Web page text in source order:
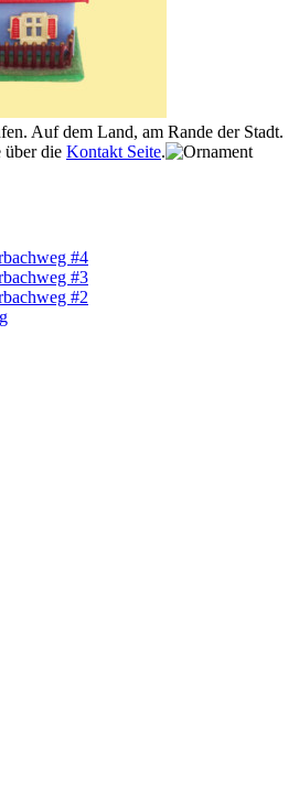
Auf dem Land, am Rande der Stadt.
über die Kontakt Seite.
#4
#3
#2